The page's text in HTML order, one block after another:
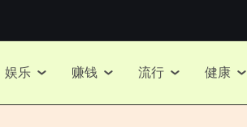
娱乐 赚钱 流行 健康